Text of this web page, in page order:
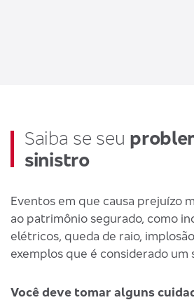
Saiba se seu
sinistro
Eventos em que causa prejuízo
ao patrimônio segurado, como
elétricos, queda de raio,
exemplos que é considerado um
Você deve tomar alguns